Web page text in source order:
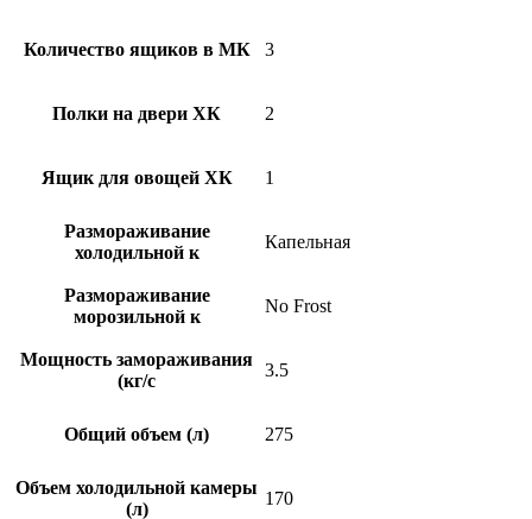
Количество ящиков в МК 3
Полки на двери ХК 2
Ящик для овощей ХК 1
Размораживание
холодильной к
Капельная
Размораживание
морозильной к
No Frost
Мощность замораживания
(кг/c
3.5
Общий объем (л) 275
Объем холодильной камеры
(л)
170